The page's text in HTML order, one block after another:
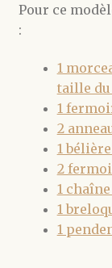
Pour ce
:
1
taille
1
2
1
2
1
1
1